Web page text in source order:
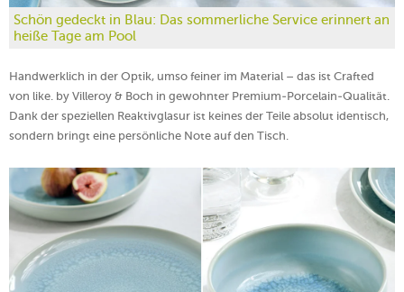
Schön gedeckt in Blau: Das sommerliche Service erinnert an
heiße Tage am Pool
Handwerklich in der Optik, umso feiner im Material – das ist Crafted
von like. by Villeroy & Boch in gewohnter Premium-Porcelain-Qualität.
Dank der speziellen Reaktivglasur ist keines der Teile absolut identisch,
sondern bringt eine persönliche Note auf den Tisch.